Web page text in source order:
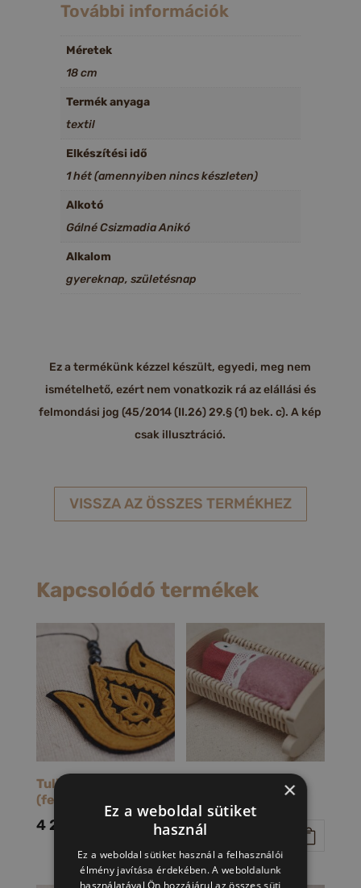
További információk
Méretek
18 cm
Termék anyaga
textil
Elkészítési idő
1 hét (amennyiben nincs készleten)
Alkotó
Gálné Csizmadia Anikó
Alkalom
gyereknap, születésnap
Ez a termékünk kézzel készült, egyedi, meg nem
ismételhető, ezért nem vonatkozik rá az elállási és
felmondási jog (45/2014 (II.26) 29.§ (1) bek. c). A kép
csak illusztráció.
VISSZA AZ ÖSSZES TERMÉKHEZ
Kapcsolódó termékek
Tulip nyakék
(fekete-sárga)
4 200
(bordó)
3 900
×
Ez a weboldal sütiket
használ
Ez a weboldal sütiket használ a felhasználói
élmény javítása érdekében. A weboldalunk
használatával Ön hozzájárul az összes süti